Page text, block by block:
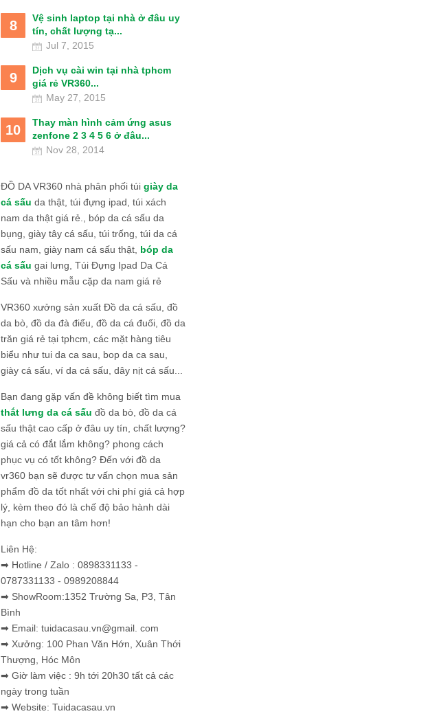
8
Vệ sinh laptop tại nhà ở đâu uy
tín, chất lượng tạ...
Jul 7, 2015
9
Dịch vụ cài win tại nhà tphcm
giá rẻ VR360...
May 27, 2015
10
Thay màn hình cảm ứng asus
zenfone 2 3 4 5 6 ở đâu...
Nov 28, 2014
ĐỒ DA VR360 nhà phân phối túi giày da
cá sấu da thật, túi đựng ipad, túi xách
nam da thật giá rẻ., bóp da cá sấu da
bụng, giày tây cá sấu, túi trống, túi da cá
sấu nam, giày nam cá sấu thật, bóp da
cá sấu gai lưng, Túi Đựng Ipad Da Cá
Sấu và nhiều mẫu cặp da nam giá rẻ
VR360 xưởng sản xuất Đồ da cá sấu, đồ
da bò, đồ da đà điểu, đồ da cá đuối, đồ da
trăn giá rẻ tại tphcm, các mặt hàng tiêu
biểu như tui da ca sau, bop da ca sau,
giày cá sấu, ví da cá sấu, dây nịt cá sấu...
Bạn đang gặp vấn đề không biết tìm mua
thắt lưng da cá sấu đồ da bò, đồ da cá
sấu thật cao cấp ở đâu uy tín, chất lượng?
giá cả có đắt lắm không? phong cách
phục vụ có tốt không? Đến với đồ da
vr360 bạn sẽ được tư vấn chọn mua sản
phẩm đồ da tốt nhất với chi phí giá cả hợp
lý, kèm theo đó là chế độ bảo hành dài
hạn cho bạn an tâm hơn!
Liên Hệ:
➡ Hotline / Zalo : 0898331133 -
0787331133 - 0989208844
➡ ShowRoom:1352 Trường Sa, P3, Tân
Bình
➡ Email: tuidacasau.vn@gmail. com
➡ Xưởng: 100 Phan Văn Hớn, Xuân Thới
Thượng, Hóc Môn
➡ Giờ làm việc : 9h tới 20h30 tất cả các
ngày trong tuần
➡ Website: Tuidacasau.vn